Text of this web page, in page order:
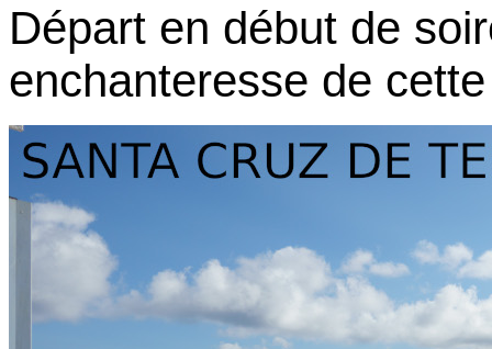
Départ en début de
enchanteresse de